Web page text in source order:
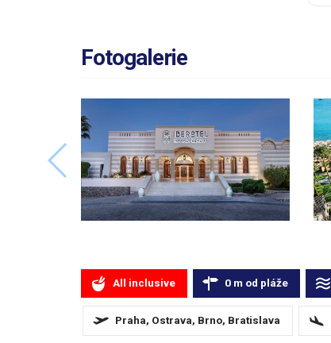
Fotogalerie
All inclusive 0 m od pláže
Praha, Ostrava, Brno, Bratislava